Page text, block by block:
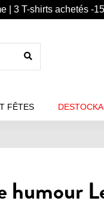
| 3 T-shirts achetés -
FÊTES
humour